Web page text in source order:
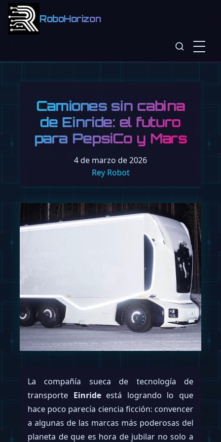
RoboHorizon
Camiones sin cabina
de Einride: el futuro
para PepsiCo y Mars
4 de marzo de 2026
Rey Robot
La compañía sueca de tecnología de
transporte Einrideestá logrando lo que
hace poco parecía ciencia ficción: convencer
a algunas de las marcas más poderosas del
planeta de que es hora de jubilar no solo a